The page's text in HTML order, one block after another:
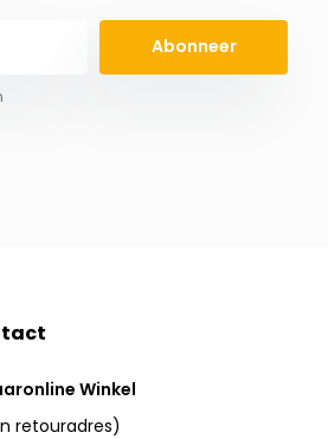
Abonneer
Winkel
retouradres)